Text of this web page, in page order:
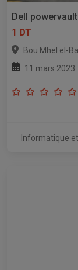
Dell
1 DT
Bou Mhel el-
11 mars 2023
Informatique